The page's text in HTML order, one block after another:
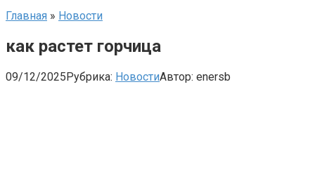
Главная » Новости
как растет горчица
09/12/2025Рубрика: НовостиАвтор: enersb